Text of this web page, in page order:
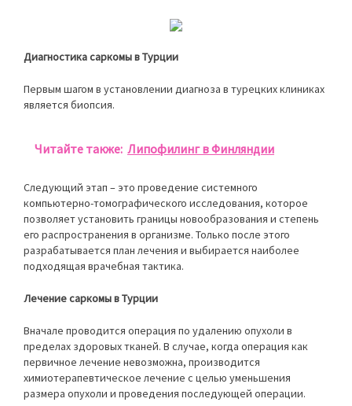
Диагностика саркомы в Турции
Первым шагом в установлении диагноза в турецких клиниках
является биопсия.
Читайте также: Липофилинг в Финляндии
Следующий этап – это проведение системного
компьютерно-томографического исследования, которое
позволяет установить границы новообразования и степень
его распространения в организме. Только после этого
разрабатывается план лечения и выбирается наиболее
подходящая врачебная тактика.
Лечение саркомы в Турции
Вначале проводится операция по удалению опухоли в
пределах здоровых тканей. В случае, когда операция как
первичное лечение невозможна, производится
химиотерапевтическое лечение с целью уменьшения
размера опухоли и проведения последующей операции.